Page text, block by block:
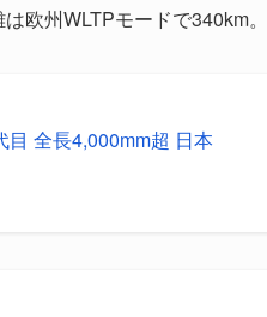
欧州WLTPモードで340km。
全長4,000mm超 日本